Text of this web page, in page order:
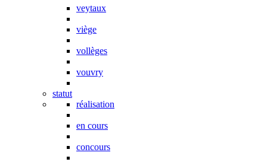
veytaux
viège
vollèges
vouvry
statut
réalisation
en cours
concours